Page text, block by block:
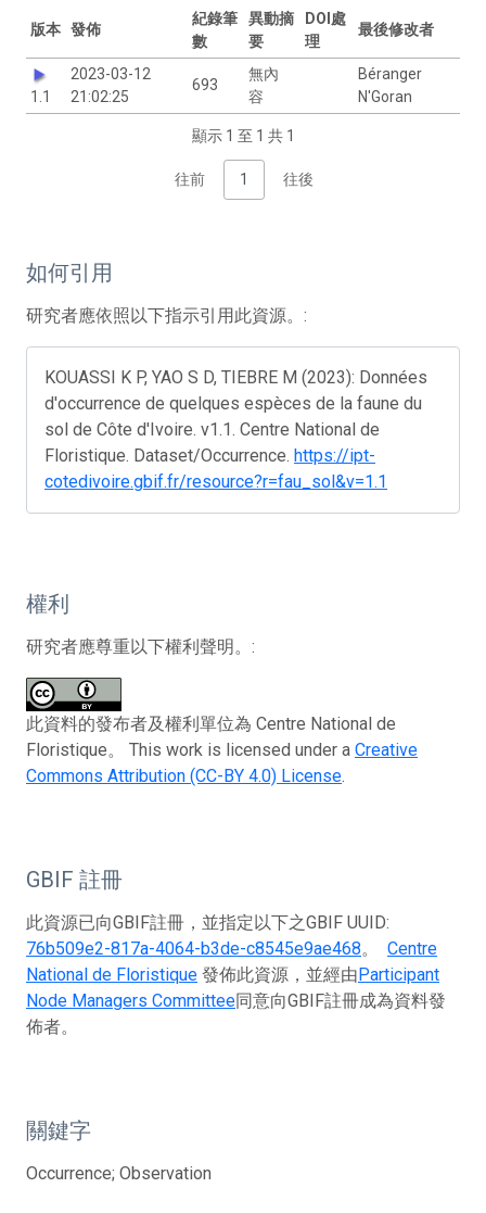
版本 發佈
紀錄筆
數
異動摘
要
DOI處
理
最後修改者
1.1
2023-03-12
21:02:25
693
無內
容
Béranger
N'Goran
顯示 1 至 1 共 1
往前 1 往後
如何引用
研究者應依照以下指示引用此資源。:
KOUASSI K P, YAO S D, TIEBRE M (2023): Données
d'occurrence de quelques espèces de la faune du
sol de Côte d'Ivoire. v1.1. Centre National de
Floristique. Dataset/Occurrence. https://ipt-
cotedivoire.gbif.fr/resource?r=fau_sol&v=1.1
權利
研究者應尊重以下權利聲明。:
此資料的發布者及權利單位為 Centre National de
Floristique。 This work is licensed under a Creative
Commons Attribution (CC-BY 4.0) License.
GBIF 註冊
此資源已向GBIF註冊，並指定以下之GBIF UUID:
76b509e2-817a-4064-b3de-c8545e9ae468。 Centre
National de Floristique 發佈此資源，並經由Participant
Node Managers Committee同意向GBIF註冊成為資料發
佈者。
關鍵字
Occurrence; Observation